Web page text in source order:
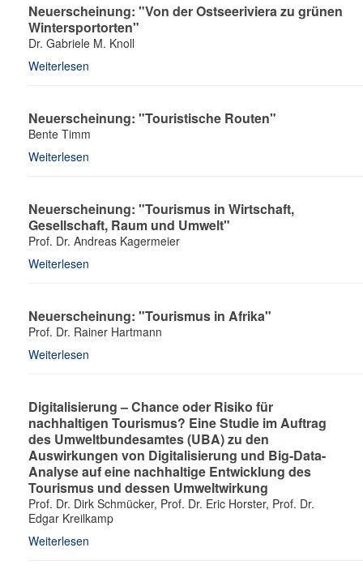
Neuerscheinung: "Von der Ostseeriviera zu grünen
Wintersportorten"
Dr. Gabriele M. Knoll
Weiterlesen
Neuerscheinung: "Touristische Routen"
Bente Timm
Weiterlesen
Neuerscheinung: "Tourismus in Wirtschaft,
Gesellschaft, Raum und Umwelt"
Prof. Dr. Andreas Kagermeier
Weiterlesen
Neuerscheinung: "Tourismus in Afrika"
Prof. Dr. Rainer Hartmann
Weiterlesen
Digitalisierung – Chance oder Risiko für
nachhaltigen Tourismus? Eine Studie im Auftrag
des Umweltbundesamtes (UBA) zu den
Auswirkungen von Digitalisierung und Big-Data-
Analyse auf eine nachhaltige Entwicklung des
Tourismus und dessen Umweltwirkung
Prof. Dr. Dirk Schmücker, Prof. Dr. Eric Horster, Prof. Dr.
Edgar Kreilkamp
Weiterlesen